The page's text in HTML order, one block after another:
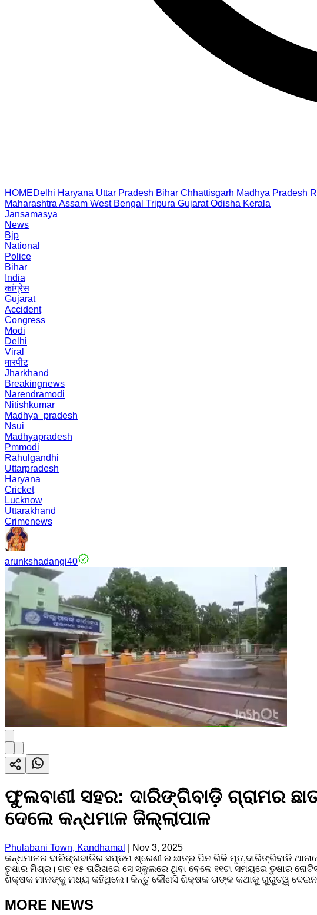
HOMEDelhi Haryana Uttar Pradesh Bihar Chhattisgarh Madhya Pradesh
Maharashtra Assam West Bengal Tripura Gujarat Odisha Kerala
Jansamasya
News
Bjp
National
Police
Bihar
India
कांग्रेस
Gujarat
Accident
Congress
Modi
Delhi
Viral
मारपीट
Jharkhand
Breakingnews
Narendramodi
Nitishkumar
Madhya_pradesh
Nsui
Madhyapradesh
Pmmodi
Rahulgandhi
Uttarpradesh
Haryana
Cricket
Lucknow
Uttarakhand
Crimenews
arunkshadangi40
ଫୁଲବାଣୀ ସହର: ଦାରିଙ୍ଗିବାଡ଼ି ଗ୍ରାମର
ଦେଲେ କନ୍ଧମାଳ ଜିଲ୍ଲାପାଳ
Phulabani Town, Kandhamal
Nov 3, 2025
କନ୍ଧମାଳର ଦାରିଙ୍ଗବାଡିର ସପ୍ତମ ଶ୍ରେଣୀ ର ଛାତ୍ର ପିନ ଗିଳି ମୃତ,ଦାରିଙ୍ଗିବାଡି
ତୁଷାର ମିଶ୍ର। ଗତ ୧୫ ତାରିଖରେ ସେ ସ୍କୁଲରେ ଥିବା ବେଳେ ୧୧ଟା ସମୟରେ ତୁଷାର
ଶିକ୍ଷକ ମାନଙ୍କୁ ମଧ୍ୟ କହିଥିଲେ। କିନ୍ତୁ କୌଣସି ଶିକ୍ଷକ ତାଙ୍କ କଥାକୁ ଗୁରୁତ୍ୱ
MORE NEWS